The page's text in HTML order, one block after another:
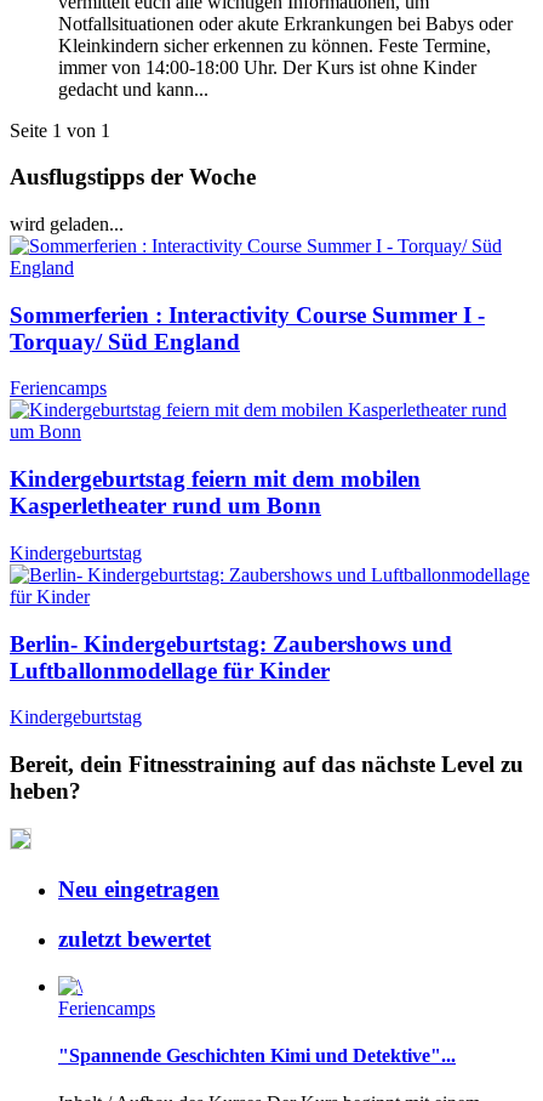
Notfallsituationen oder akute Erkrankungen bei Babys oder
Kleinkindern sicher erkennen zu können. Feste Termine,
immer von 14:00-18:00 Uhr. Der Kurs ist ohne Kinder
gedacht und kann...
Seite 1 von 1
Ausflugstipps der Woche
wird geladen...
Sommerferien : Interactivity Course Summer I -
Torquay/ Süd England
Feriencamps
Kindergeburtstag feiern mit dem mobilen
Kasperletheater rund um Bonn
Kindergeburtstag
Berlin- Kindergeburtstag: Zaubershows und
Luftballonmodellage für Kinder
Kindergeburtstag
Bereit, dein Fitnesstraining auf das nächste Level zu
heben?
Neu eingetragen
zuletzt bewertet
Feriencamps
"Spannende Geschichten Kimi und Detektive"...